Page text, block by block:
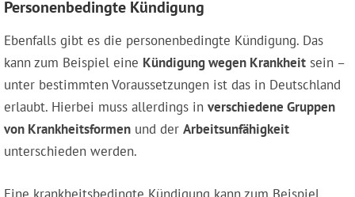
Personenbedingte Kündigung
Ebenfalls gibt es die personenbedingte Kündigung. Das
kann zum Beispiel eine Kündigung wegen Krankheit sein –
unter bestimmten Voraussetzungen ist das in Deutschland
erlaubt. Hierbei muss allerdings in verschiedene Gruppen
von Krankheitsformen und der Arbeitsunfähigkeit
unterschieden werden.